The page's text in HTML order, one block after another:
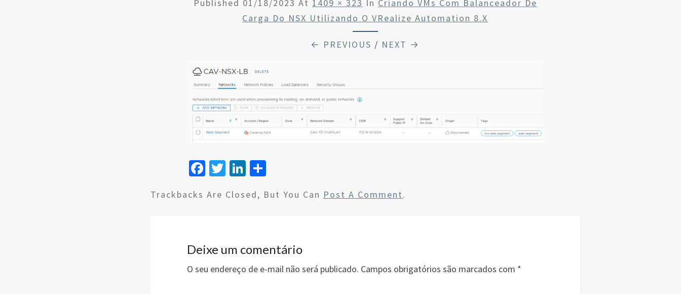
Published 01/18/2023 At 1409 × 323 In Criando VMs Com Balanceador De
Carga Do NSX Utilizando O VRealize Automation 8.x
← PREVIOUS / NEXT →
Fa
b
k
T
tt
Li
ke ar
Trackbacks Are Closed, But You Can Post A Comment.
Deixe um comentário
O seu endereço de e-mail não será publicado. Campos obrigatórios são marcados com *